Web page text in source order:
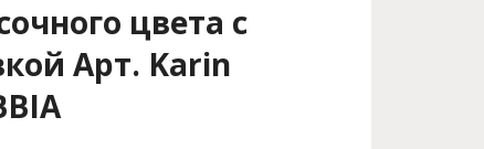
цвета с
Арт. Karin